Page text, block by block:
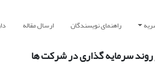
راهنمای نویسندگان ارسال مقاله
روند سرمایه گذاری در شرکت ها